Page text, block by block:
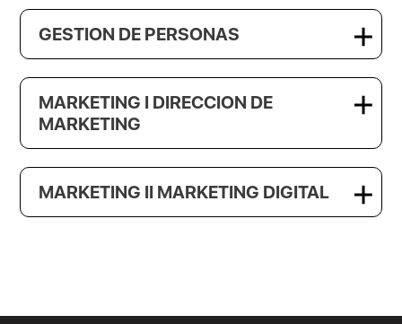
GESTION DE PERSONAS
MARKETING I DIRECCION DE
MARKETING
MARKETING II MARKETING DIGITAL